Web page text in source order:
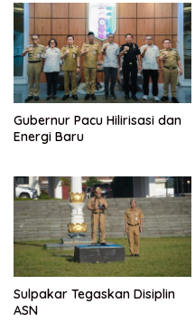
Gubernur Pacu Hilirisasi dan
Energi Baru
Sulpakar Tegaskan Disiplin
ASN